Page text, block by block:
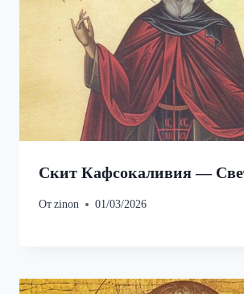
Скит Кафсокаливия —
Отzinon 01/03/2026